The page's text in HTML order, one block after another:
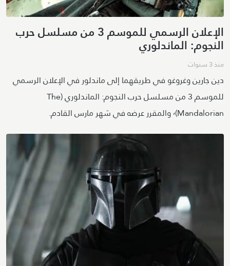
الإعلان الرسمي للموسم 3 من مسلسل حرب
النجوم: الماندلوري
منذ 3 سنوات
دين جارين وغروغو في طريقهما إلى ماندلور في الإعلان الرسمي
للموسم 3 من مسلسل حرب النجوم: الماندلوري (The
Mandalorian)٬ والمقرر عرضه في شهر مارس القادم.